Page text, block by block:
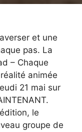
et une
pas. La
– Chaque
animée
21 mai sur
le
groupe de